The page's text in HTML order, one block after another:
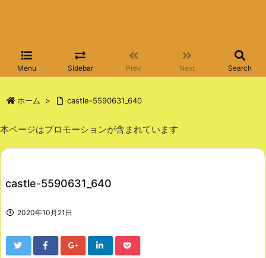
Menu Sidebar Prev Next Search
ホーム > castle-5590631_640
本ページはプロモーションが含まれています
castle-5590631_640
2020年10月21日